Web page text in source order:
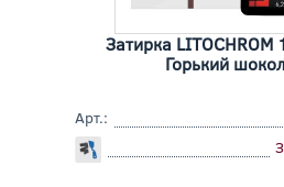
Затирка LITOCHROM
Горький
Арт.: